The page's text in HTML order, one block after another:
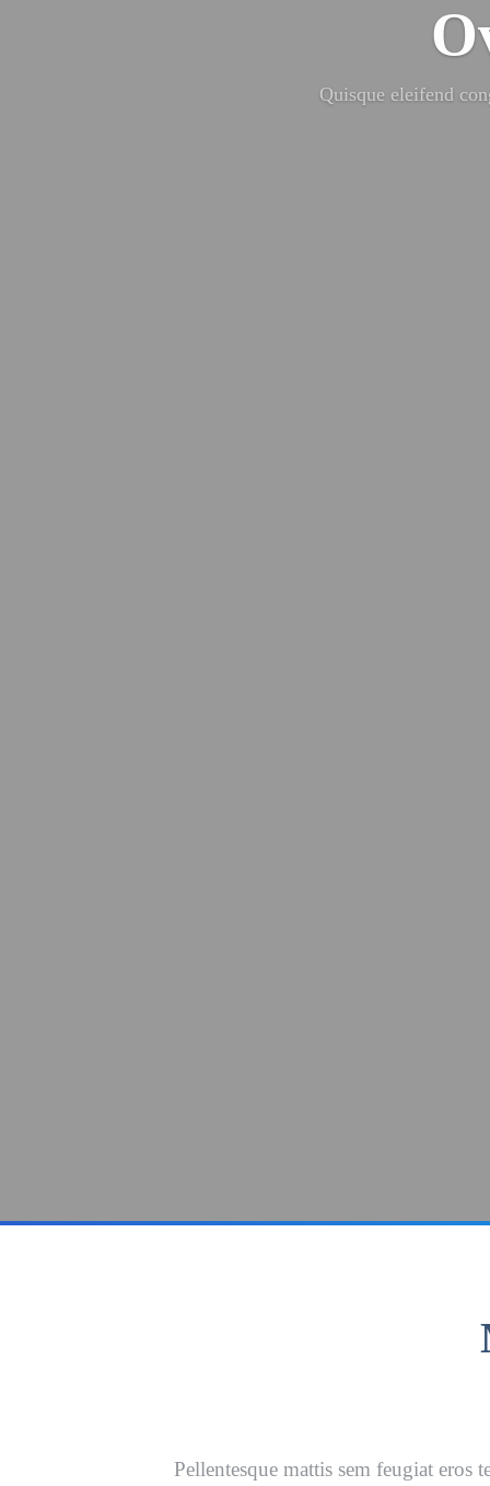
Quisque eleifend
Pellentesque mattis sem feugiat eros